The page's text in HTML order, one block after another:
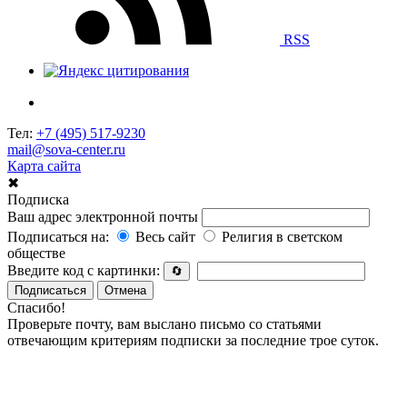
RSS
Тел: +7 (495) 517-9230
mail@sova-center.ru
Карта сайта
✖
Подписка
Ваш адрес электронной почты
Подписаться на:
Весь сайт
Религия в светском
обществе
Введите код с картинки:
🔄
Подписаться
Отмена
Спасибо!
Проверьте почту, вам выслано письмо со статьями
отвечающим критериям подписки за последние трое суток.